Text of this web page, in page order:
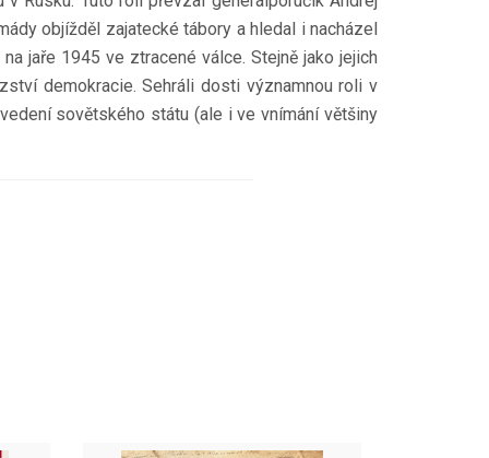
objížděl zajatecké tábory a hledal i nacházel
jaře 1945 ve ztracené válce. Stejně jako jejich
demokracie. Sehráli dosti významnou roli v
sovětského státu (ale i ve vnímání většiny